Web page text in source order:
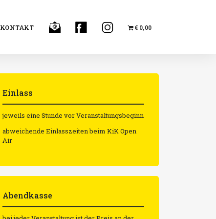
KONTAKT € 0,00
Einlass
jeweils eine Stunde vor Veranstaltungsbeginn
abweichende Einlasszeiten beim KiK Open
Air
Abendkasse